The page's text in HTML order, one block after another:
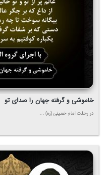
خاموشی و گرفته جهان را صدای تو
در رحلت امام خمینی (ره) ...